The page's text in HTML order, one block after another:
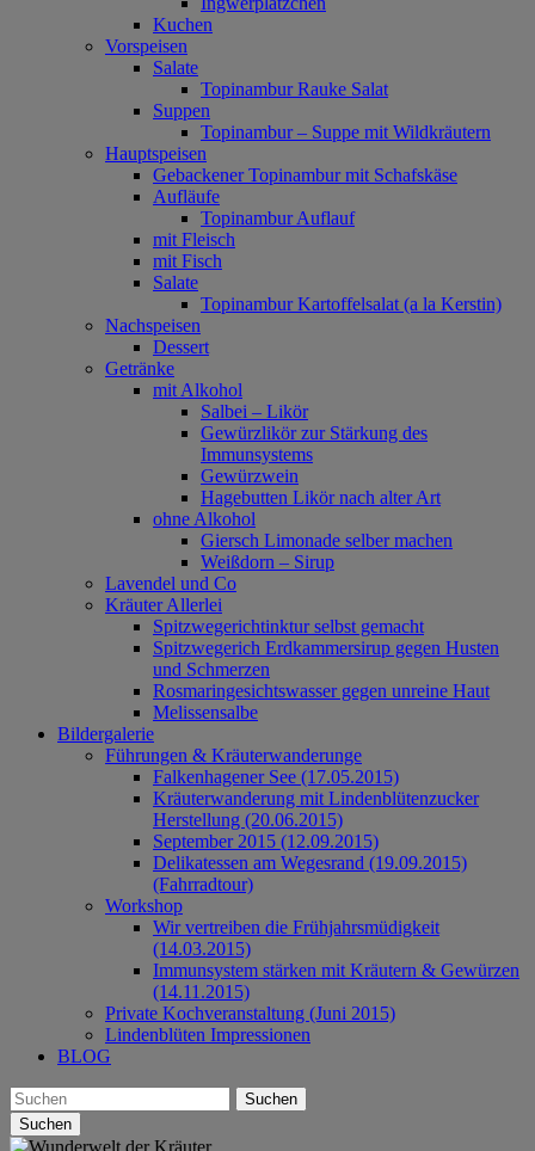
Kuchen
Vorspeisen
Salate
Topinambur Rauke Salat
Suppen
Topinambur – Suppe mit Wildkräutern
Hauptspeisen
Gebackener Topinambur mit Schafskäse
Aufläufe
Topinambur Auflauf
mit Fleisch
mit Fisch
Salate
Topinambur Kartoffelsalat (a la Kerstin)
Nachspeisen
Dessert
Getränke
mit Alkohol
Salbei – Likör
Gewürzlikör zur Stärkung des
Immunsystems
Gewürzwein
Hagebutten Likör nach alter Art
ohne Alkohol
Giersch Limonade selber machen
Weißdorn – Sirup
Lavendel und Co
Kräuter Allerlei
Spitzwegerichtinktur selbst gemacht
Spitzwegerich Erdkammersirup gegen Husten
und Schmerzen
Rosmaringesichtswasser gegen unreine Haut
Melissensalbe
Bildergalerie
Führungen & Kräuterwanderunge
Falkenhagener See (17.05.2015)
Kräuterwanderung mit Lindenblütenzucker
Herstellung (20.06.2015)
September 2015 (12.09.2015)
Delikatessen am Wegesrand (19.09.2015)
(Fahrradtour)
Workshop
Wir vertreiben die Frühjahrsmüdigkeit
(14.03.2015)
Immunsystem stärken mit Kräutern & Gewürzen
(14.11.2015)
Private Kochveranstaltung (Juni 2015)
Lindenblüten Impressionen
BLOG
Suchen